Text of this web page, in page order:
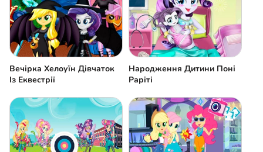
Вечірка Хелоуїн Дівчаток
Із Еквестрії
Народження Дитини Поні
Раріті